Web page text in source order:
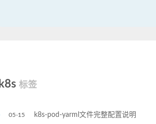
k8s 标签
k8s-pod-yarml文件完整配置说明
05-15